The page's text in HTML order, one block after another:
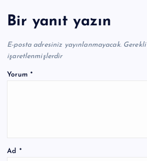
Bir yanıt yazın
E-posta adresiniz yayınlanmayacak.
işaretlenmişlerdir
Yorum *
Ad *